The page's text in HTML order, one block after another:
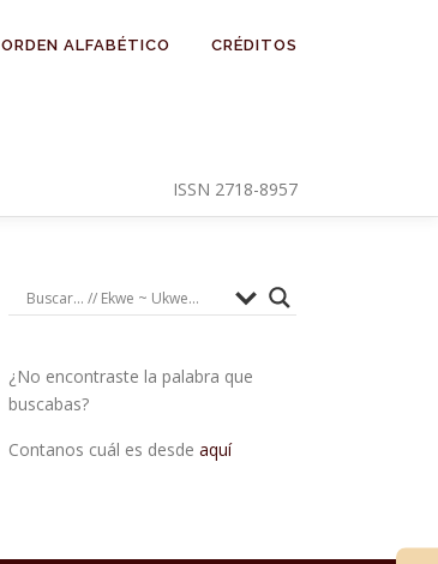
ORDEN ALFABÉTICO CRÉDITOS
ISSN 2718-8957
¿No encontraste la palabra que
buscabas?
Contanos cuál es desde aquí